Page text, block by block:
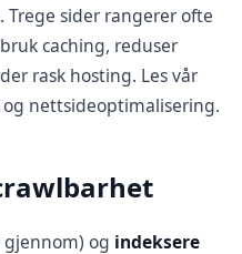
sider rangerer ofte
caching, reduser
rask hosting. Les vår
og nettsideoptimalisering.
gjennom) og indeksere